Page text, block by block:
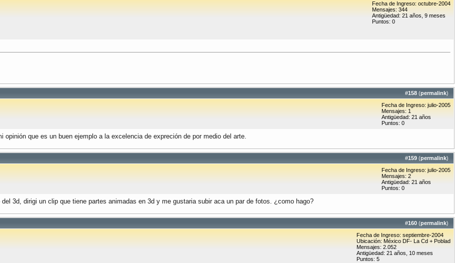
Fecha de Ingreso: octubre-2004
Mensajes: 344
Antigüedad: 21 años, 9 meses
Puntos: 0
#158 (permalink)
Fecha de Ingreso: julio-2005
Mensajes: 1
Antigüedad: 21 años
Puntos: 0
que es un buen ejemplo a la excelencia de expreción de por medio del arte.
#159 (permalink)
Fecha de Ingreso: julio-2005
Mensajes: 2
Antigüedad: 21 años
Puntos: 0
3d, dirigi un clip que tiene partes animadas en 3d y me gustaria subir aca un par de fotos. ¿como hago?
#160 (permalink)
Fecha de Ingreso: septiembre-2004
Ubicación: México DF- La Cd + Poblad
Mensajes: 2.052
Antigüedad: 21 años, 10 meses
Puntos: 5